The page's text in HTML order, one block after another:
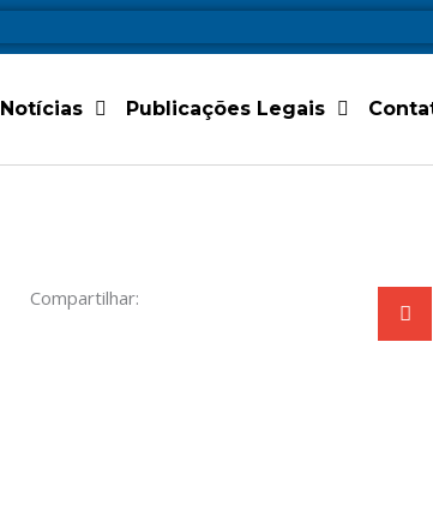
Notícias Publicações Legais
Compartilhar: